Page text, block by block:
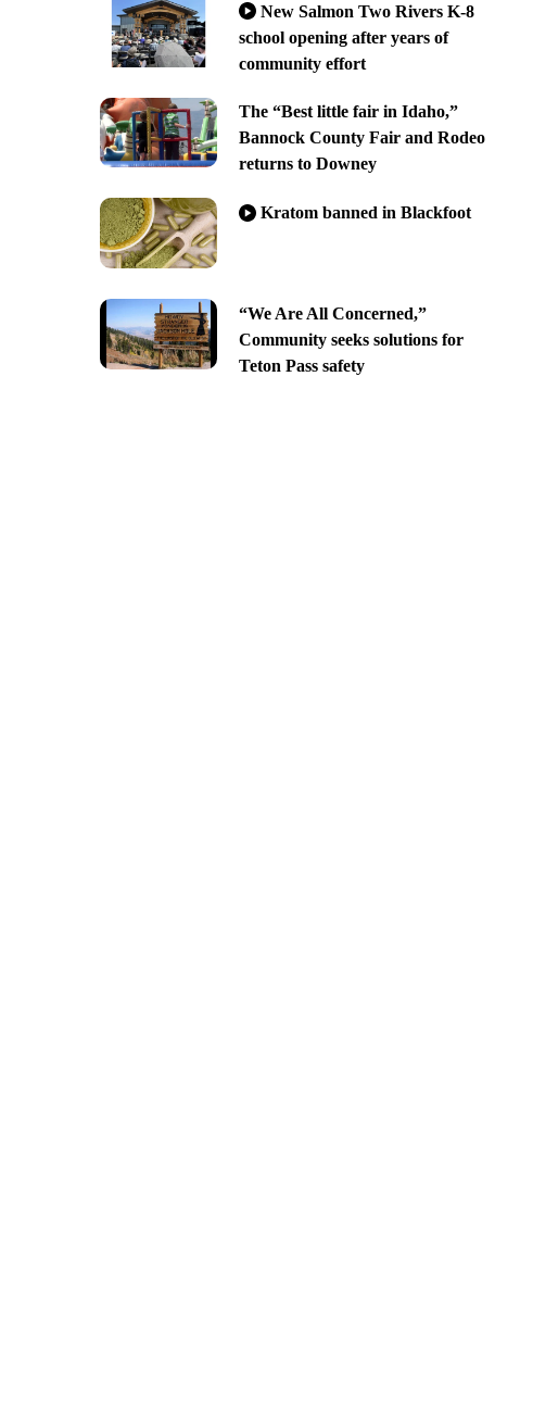
New Salmon Two Rivers K-8
school opening after years of
community effort
The “Best little fair in Idaho,”
Bannock County Fair and Rodeo
returns to Downey
Kratom banned in Blackfoot
“We Are All Concerned,”
Community seeks solutions for
Teton Pass safety